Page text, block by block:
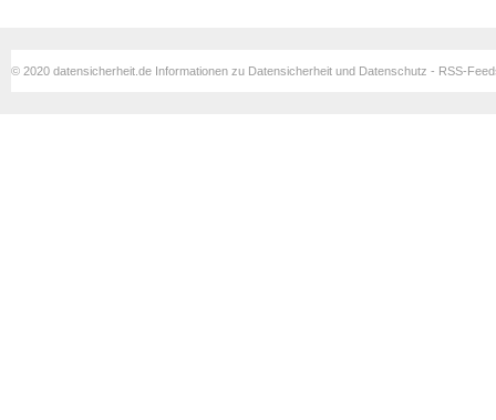
© 2020 datensicherheit.de Informationen zu Datensicherheit und Datenschutz - RSS-